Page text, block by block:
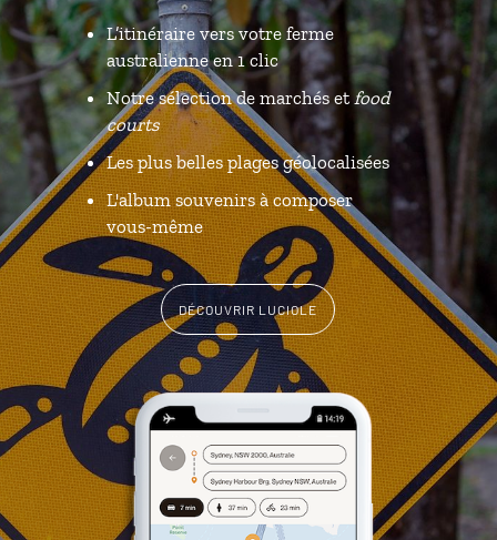
L’itinéraire vers votre ferme
australienne en 1 clic
Notre sélection de marchés et food
courts
Les plus belles plages géolocalisées
L'album souvenirs à composer
vous-même
DÉCOUVRIR LUCIOLE